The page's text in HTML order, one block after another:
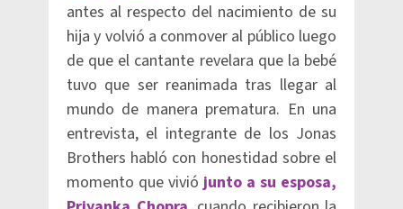
antes al respecto del nacimiento de su
hija y volvió a conmover al público luego
de que el cantante revelara que la bebé
tuvo que ser reanimada tras llegar al
mundo de manera prematura. En una
entrevista, el integrante de los Jonas
Brothers habló con honestidad sobre el
momento que viviójunto a su esposa,